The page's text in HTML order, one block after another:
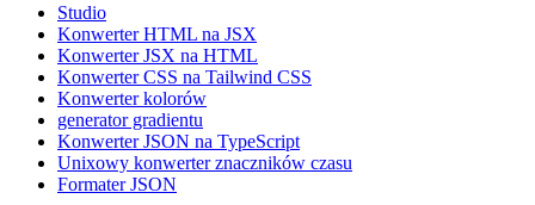
Studio
Konwerter HTML na JSX
Konwerter JSX na HTML
Konwerter CSS na Tailwind CSS
Konwerter kolorów
generator gradientu
Konwerter JSON na TypeScript
Unixowy konwerter znaczników czasu
Formater JSON